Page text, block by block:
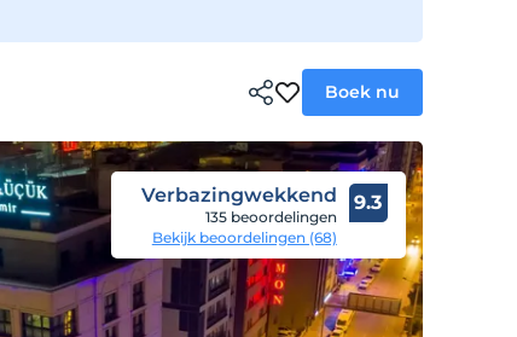
Boek nu
Verbazingwekkend
135 beoordelingen
Bekijk beoordelingen (68)
9.3